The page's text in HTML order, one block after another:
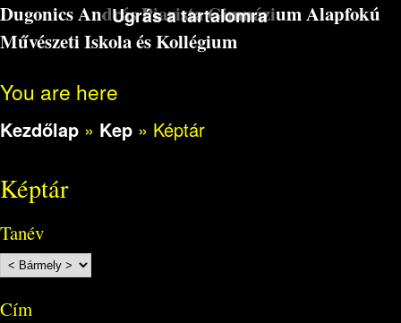
Ugrás a tartalomra
Dugonics András Piarista Gimnázium Alapfokú
Művészeti Iskola és Kollégium
You are here
Kezdőlap » Kep » Képtár
Képtár
Tanév
Cím